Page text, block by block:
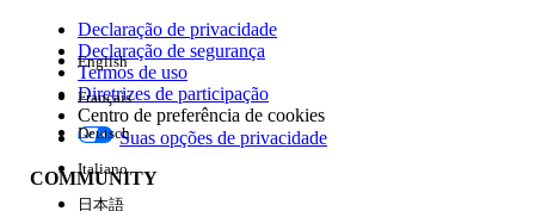
Edição
Declaração de privacidade
Declaração de segurança
Termos de uso
Diretrizes de participação
Centro de preferência de cookies
Suas opções de privacidade
COMMUNITY
English
Français
Deutsch
Italiano
日本語